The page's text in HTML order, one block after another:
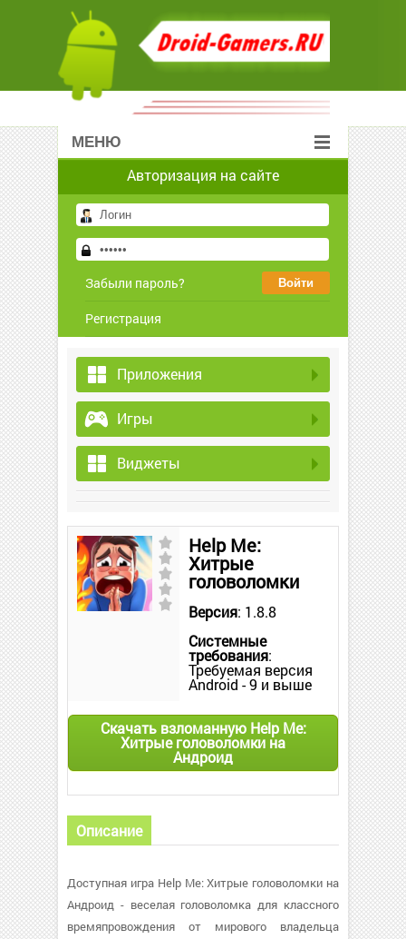
МЕНЮ
Авторизация на сайте
Забыли пароль?
Регистрация
Приложения
Игры
Виджеты
Help Me:
Хитрые
головоломки
Версия: 1.8.8
Системные
требования:
Требуемая версия
Android - 9 и выше
Скачать взломанную Help Me:
Хитрые головоломки на
Андроид
Описание
Доступная игра Help Me: Хитрые головоломки на
Андроид - веселая головоломка для классного
времяпровождения от мирового владельца